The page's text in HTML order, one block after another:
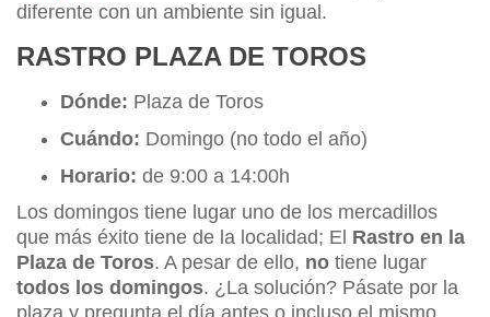
diferente con un ambiente sin igual.
RASTRO PLAZA DE TOROS
Dónde: Plaza de Toros
Cuándo: Domingo (no todo el año)
Horario: de 9:00 a 14:00h
Los domingos tiene lugar uno de los mercadillos
que más éxito tiene de la localidad; El Rastro en la
Plaza de Toros. A pesar de ello, no tiene lugar
todos los domingos. ¿La solución? Pásate por la